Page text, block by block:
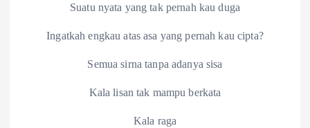
Suatu nyata yang tak pernah kau duga
Ingatkah engkau atas asa yang pernah kau cipta?
Semua sirna tanpa adanya sisa
Kala lisan tak mampu berkata
Kala raga